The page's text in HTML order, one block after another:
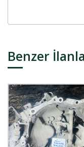
Benzer